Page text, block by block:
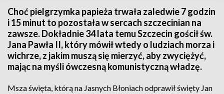
Choć pielgrzymka papieża trwała zaledwie 7 godzin
i 15 minut to pozostała w sercach szczecinian na
zawsze. Dokładnie 34 lata temu Szczecin gościł św.
Jana Pawła II, który mówił wtedy o ludziach morza i
wichrze, z jakim muszą się mierzyć, aby zwyciężyć,
mając na myśli ówczesną komunistyczną władzę.
Msza święta, którą na Jasnych Błoniach odprawił święty Jan